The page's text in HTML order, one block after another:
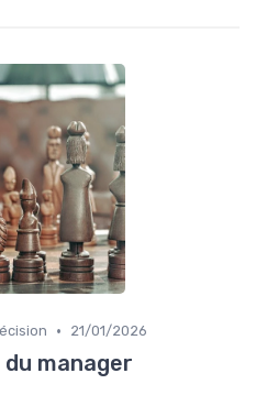
• 21/01/2026
manager